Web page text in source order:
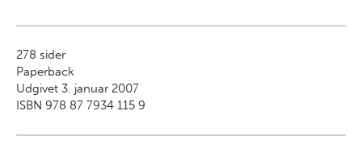
278 sider
Paperback
Udgivet 3. januar 2007
ISBN 978 87 7934 115 9